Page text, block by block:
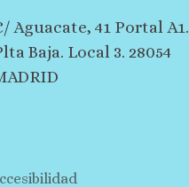
Aguacate, 41 Portal A1.
Baja. Local 3. 28054